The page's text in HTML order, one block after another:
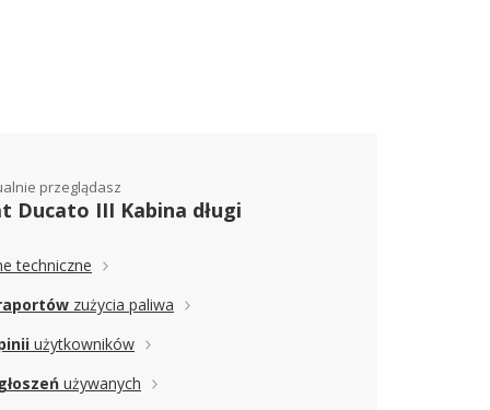
przeglądasz
Ducato III Kabina długi
techniczne
zużycia paliwa
użytkowników
używanych